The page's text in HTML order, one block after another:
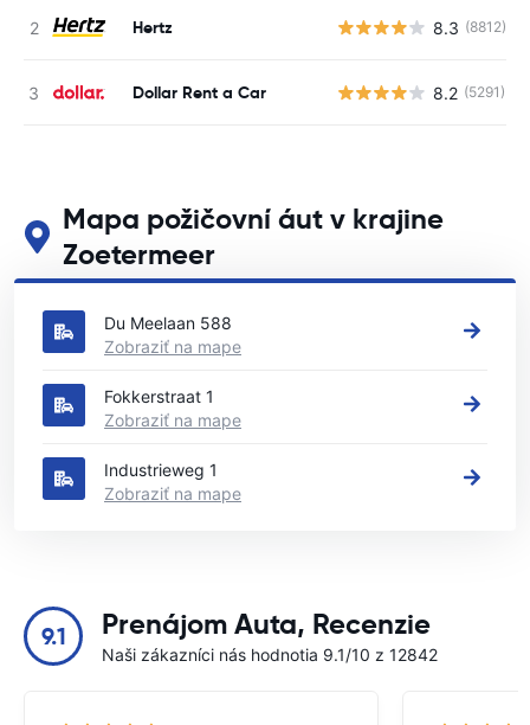
Hertz 8.3 (8812)
Dollar Rent a Car 8.2 (5291)
Mapa požičovní áut v krajine
Zoetermeer
Pozrite si naše hlavné požičovne áut v krajine Zoetermeer
Du Meelaan 588
Zobraziť na mape
Fokkerstraat 1
Zobraziť na mape
Industrieweg 1
Zobraziť na mape
9.1 Prenájom Auta, Recenzie
Naši zákazníci nás hodnotia 9.1/10 z 12842